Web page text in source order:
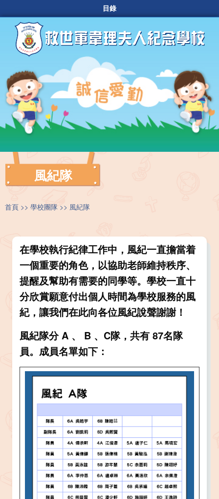
目錄
風紀隊
首頁 學校團隊 風紀隊
在學校執行紀律工作中，風紀一直擔當着
一個重要的角色，以協助老師維持秩序、
提醒及幫助有需要的同學等。學校一直十
分欣賞願意付出個人時間為學校服務的風
紀，讓我們在此向各位風紀說聲謝謝！
風紀隊分 A 、 B 、C隊，共有 87名隊
員。成員名單如下：